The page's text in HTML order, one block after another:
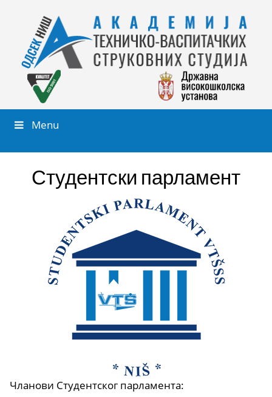
Menu
Студентски парламент
Чланови Студентског парламента: